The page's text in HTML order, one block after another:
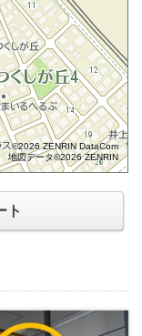
©2026 ZENRIN DataCom
地図データ©2026 ZENRIN
ト